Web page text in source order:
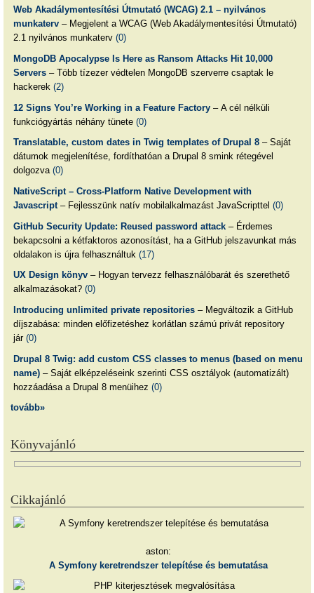
Web Akadálymentesítési Útmutató (WCAG) 2.1 – nyilvános
munkaterv– Megjelent a WCAG (Web Akadálymentesítési Útmutató)
2.1 nyilvános munkaterv (0)
MongoDB Apocalypse Is Here as Ransom Attacks Hit 10,000
Servers– Több tízezer védtelen MongoDB szerverre csaptak le
hackerek (2)
12 Signs You’re Working in a Feature Factory– A cél nélküli
funkciógyártás néhány tünete (0)
Translatable, custom dates in Twig templates of Drupal 8– Saját
dátumok megjelenítése, fordíthatóan a Drupal 8 smink rétegével
dolgozva (0)
NativeScript – Cross-Platform Native Development with
Javascript– Fejlesszünk natív mobilalkalmazást JavaScripttel (0)
GitHub Security Update: Reused password attack– Érdemes
bekapcsolni a kétfaktoros azonosítást, ha a GitHub jelszavunkat más
oldalakon is újra felhasználtuk (17)
UX Design könyv– Hogyan tervezz felhasználóbarát és szerethető
alkalmazásokat? (0)
Introducing unlimited private repositories– Megváltozik a GitHub
díjszabása: minden előfizetéshez korlátlan számú privát repository
jár (0)
Drupal 8 Twig: add custom CSS classes to menus (based on menu
name)– Saját elképzeléseink szerinti CSS osztályok (automatizált)
hozzáadása a Drupal 8 menüihez (0)
tovább»
Könyvajánló
Cikkajánló
aston:
A Symfony keretrendszer telepítése és bemutatása